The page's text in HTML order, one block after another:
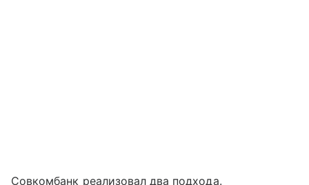
Совкомбанк реализовал два подхода.